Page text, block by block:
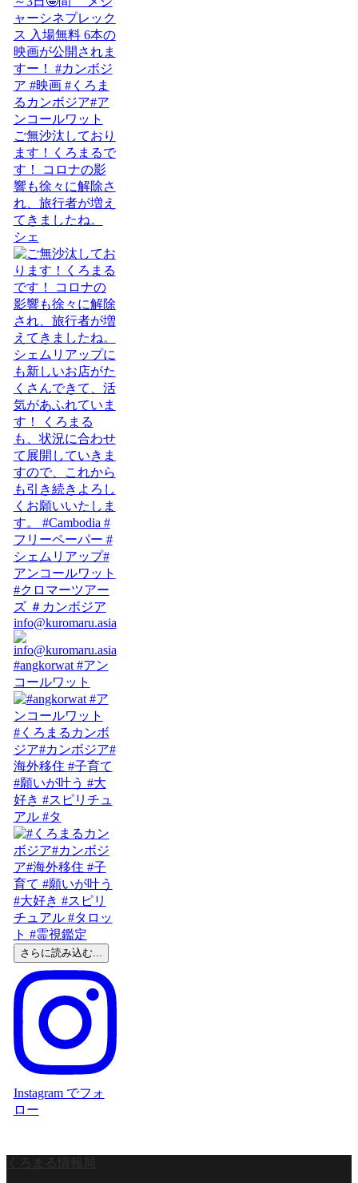
ご無沙汰しており
ます！くろまるで
す！ コロナの影
響も徐々に解除さ
れ、旅行者が増え
てきましたね。
シェ
info@kuromaru.asia
#angkorwat #アン
コールワット
#くろまるカンボ
ジア#カンボジア#
海外移住 #子育て
#願いが叶う #大
好き #スピリチュ
アル #タ
さらに読み込む...
Instagram でフォ
ロー
くろまる情報局